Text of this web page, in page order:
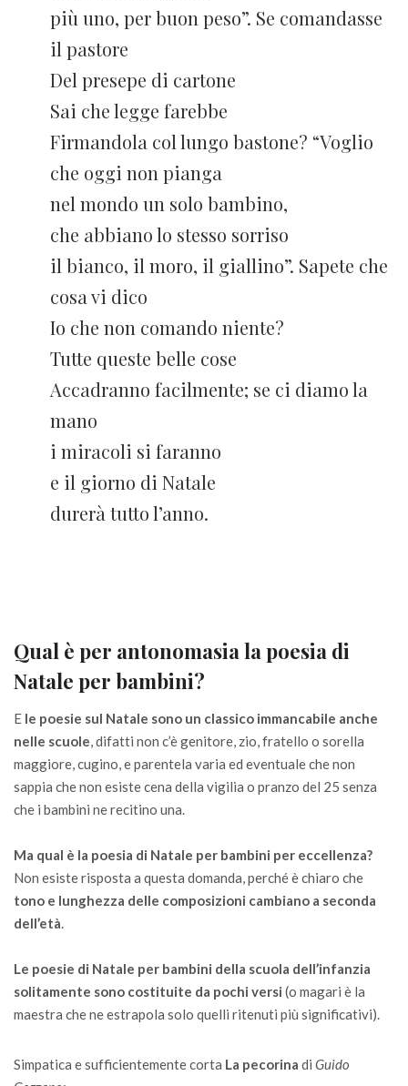
più uno, per buon peso”. Se comandasse
il pastore
Del presepe di cartone
Sai che legge farebbe
Firmandola col lungo bastone? “Voglio
che oggi non pianga
nel mondo un solo bambino,
che abbiano lo stesso sorriso
il bianco, il moro, il giallino”. Sapete che
cosa vi dico
Io che non comando niente?
Tutte queste belle cose
Accadranno facilmente; se ci diamo la
mano
i miracoli si faranno
e il giorno di Natale
durerà tutto l’anno.
Qual è per antonomasia la poesia di
Natale per bambini?
E le poesie sul Natale sono un classico immancabile anche
nelle scuole, difatti non c’è genitore, zio, fratello o sorella
maggiore, cugino, e parentela varia ed eventuale che non
sappia che non esiste cena della vigilia o pranzo del 25 senza
che i bambini ne recitino una.
Ma qual è la poesia di Natale per bambini per eccellenza?
Non esiste risposta a questa domanda, perché è chiaro che
tono e lunghezza delle composizioni cambiano a seconda
dell’età.
Le poesie di Natale per bambini della scuola dell’infanzia
solitamente sono costituite da pochi versi (o magari è la
maestra che ne estrapola solo quelli ritenuti più significativi).
Simpatica e sufficientemente corta La pecorina di Guido